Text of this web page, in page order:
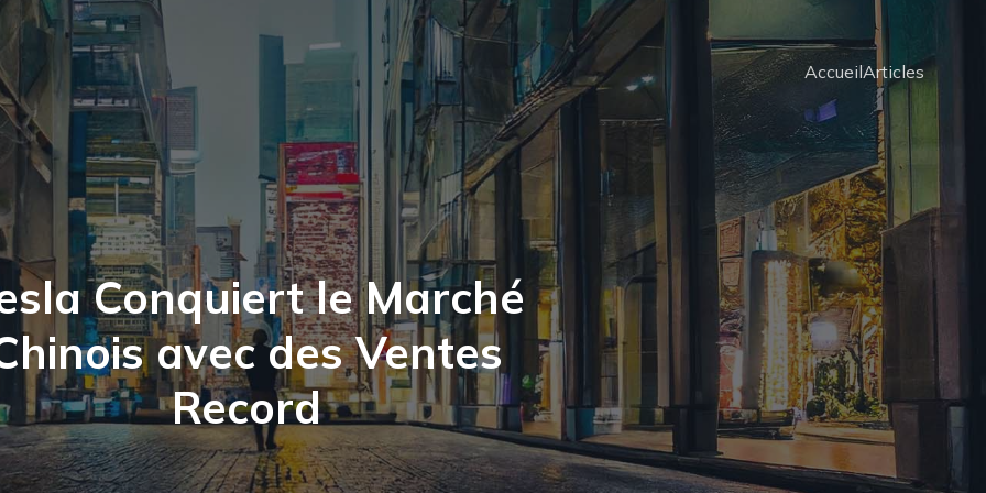
AccueilArticles
Conquiert le Marché
avec des Ventes
Record